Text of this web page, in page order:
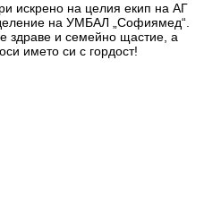
искрено на целия екип на АГ
на УМБАЛ „Софиямед“.
здраве и семейно щастие, а
името си с гордост!